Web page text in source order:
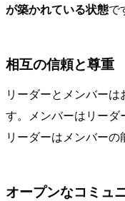
が築かれている状態で
相互の信頼と尊重
リーダーとメンバー
す。メンバーはリーダ
リーダーはメンバーの
オープンなコミュ